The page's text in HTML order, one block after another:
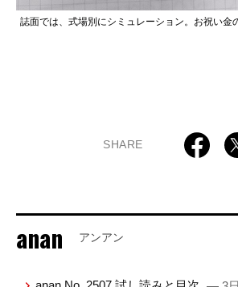
誌面では、式場別にシミュレーション。お祝い金
SHARE
anan アンアン